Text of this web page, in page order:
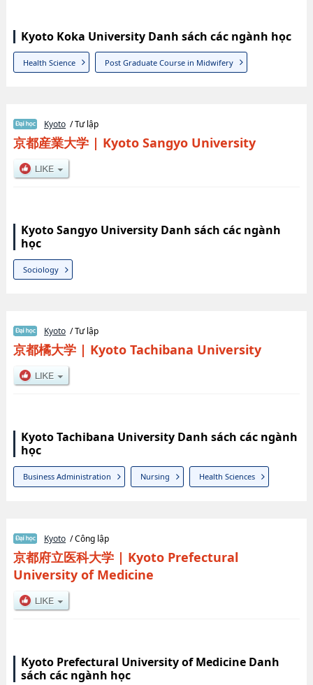
Kyoto Koka University Danh sách các ngành học
Health Science Post Graduate Course in Midwifery
Kyoto / Tư lập
京都産業大学| Kyoto Sangyo University
Kyoto Sangyo University Danh sách các ngành
học
Sociology
Kyoto / Tư lập
京都橘大学| Kyoto Tachibana University
Kyoto Tachibana University Danh sách các ngành
học
Business Administration Nursing Health Sciences
Kyoto / Công lập
京都府立医科大学| Kyoto Prefectural
University of Medicine
Kyoto Prefectural University of Medicine Danh
sách các ngành học